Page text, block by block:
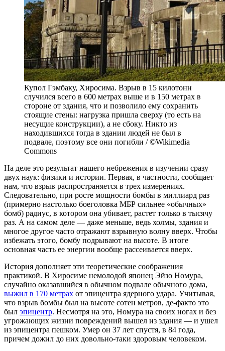
Купол Гэмбаку, Хиросима. Взрыв в 15 килотонн
случился всего в 600 метрах выше и в 150 метрах в
стороне от здания, что и позволило ему сохранить
стоящие стены: нагрузка пришла сверху (то есть на
несущие конструкции), а не сбоку. Никто из
находившихся тогда в здании людей не был в
подвале, поэтому все они погибли / ©Wikimedia
Commons
На деле это результат нашего небрежения в изучении сразу
двух наук: физики и истории. Первая, в частности, сообщает
нам, что взрыв распространяется в трех измерениях.
Следовательно, при росте мощности бомбы в миллиард раз
(примерно настолько боеголовка МБР сильнее «обычных»
бомб) радиус, в котором она убивает, растет только в тысячу
раз. А на самом деле — даже меньше, ведь холмы, здания и
многое другое часто отражают взрывную волну вверх. Чтобы
избежать этого, бомбу подрывают на высоте. В итоге
основная часть ее энергии вообще рассеивается вверх.
История дополняет эти теоретические соображения
практикой. В Хиросиме немолодой японец Эйзо Номура,
случайно оказавшийся в обычном подвале обычного дома,
выжил в 170 метрах от эпицентра ядерного удара. Учитывая,
что взрыв бомбы был на высоте сотен метров, де-факто это
был эпицентр. Несмотря на это, Номура на своих ногах и без
угрожающих жизни повреждений вышел из здания — и ушел
из эпицентра пешком. Умер он 37 лет спустя, в 84 года,
причем дожил до них довольно-таки здоровым человеком.